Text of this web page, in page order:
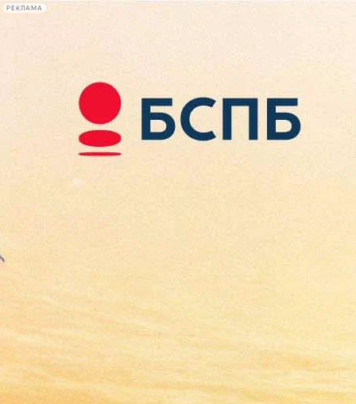
РЕКЛАМА
Сегодня:
2026.08.09
12:40
Афиша Plus